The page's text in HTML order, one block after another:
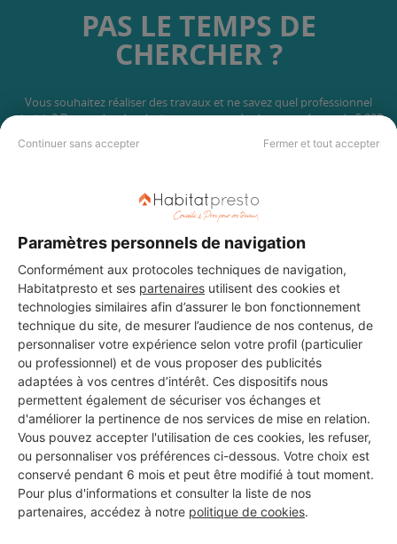
Continuer sans accepter Fermer et tout accepter
Paramètres personnels de navigation
Conformément aux protocoles techniques de navigation,
Habitatpresto et ses partenaires utilisent des cookies et
technologies similaires afin d’assurer le bon fonctionnement
technique du site, de mesurer l’audience de nos contenus, de
personnaliser votre expérience selon votre profil (particulier
ou professionnel) et de vous proposer des publicités
adaptées à vos centres d’intérêt. Ces dispositifs nous
permettent également de sécuriser vos échanges et
d'améliorer la pertinence de nos services de mise en relation.
Vous pouvez accepter l'utilisation de ces cookies, les refuser,
ou personnaliser vos préférences ci-dessous. Votre choix est
conservé pendant 6 mois et peut être modifié à tout moment.
Pour plus d'informations et consulter la liste de nos
partenaires, accédez à notre politique de cookies.
PAS LE TEMPS DE
CHERCHER ?
Vous souhaitez réaliser des travaux et ne savez quel professionnel
choisir ? Demandez des devis travauxauprès de notre réseau de 5 000
DEMANDER UN DEVIS